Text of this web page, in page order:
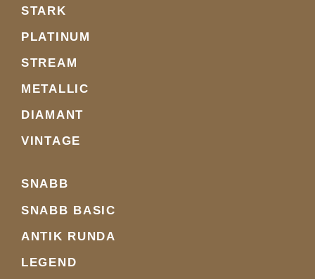
STARK
PLATINUM
STREAM
METALLIC
DIAMANT
VINTAGE
SNABB
SNABB BASIC
ANTIK RUNDA
LEGEND